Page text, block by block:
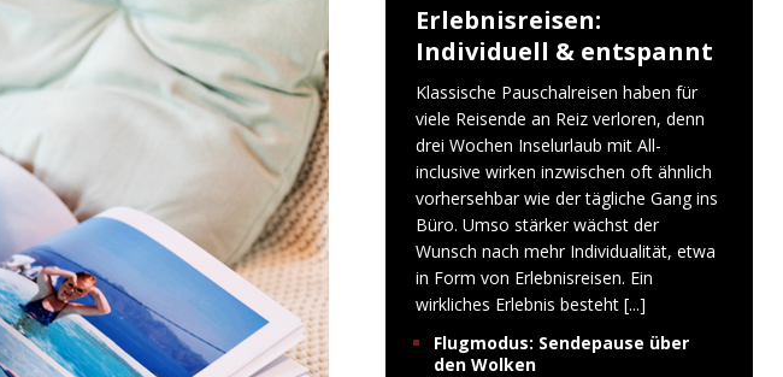
Erlebnisreisen:
Individuell & entspannt
Klassische Pauschalreisen haben für
viele Reisende an Reiz verloren, denn
drei Wochen Inselurlaub mit All-
inclusive wirken inzwischen oft ähnlich
vorhersehbar wie der tägliche Gang ins
Büro. Umso stärker wächst der
Wunsch nach mehr Individualität, etwa
in Form von Erlebnisreisen. Ein
wirkliches Erlebnis besteht [...]
Flugmodus: Sendepause über
den Wolken